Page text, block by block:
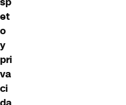
et
o
y
pri
va
ci